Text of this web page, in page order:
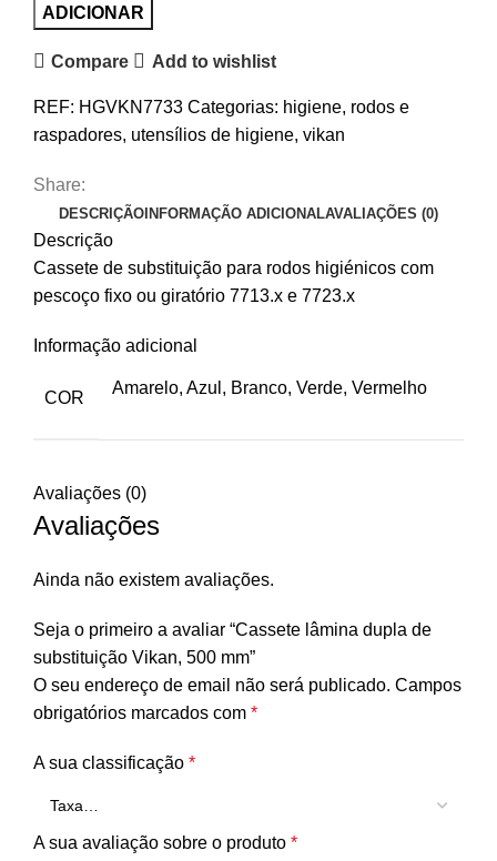
lâmina
de
500
mm
ADICIONAR
Compare Add to wishlist
REF: HGVKN7733 Categorias: higiene, rodos e
raspadores, utensílios de higiene, vikan
Share:
DESCRIÇÃO INFORMAÇÃO ADICIONALAVALIAÇÕES (0)
Descrição
Cassete de substituição para rodos higiénicos com
pescoço fixo ou giratório 7713.x e 7723.x
Informação adicional
COR
Amarelo, Azul, Branco, Verde, Vermelho
Avaliações (0)
Avaliações
Ainda não existem avaliações.
Seja o primeiro a avaliar “Cassete lâmina dupla de
substituição Vikan, 500 mm”
O seu endereço de email não será publicado. Campos
obrigatórios marcados com *
A sua classificação *
A sua avaliação sobre o produto *